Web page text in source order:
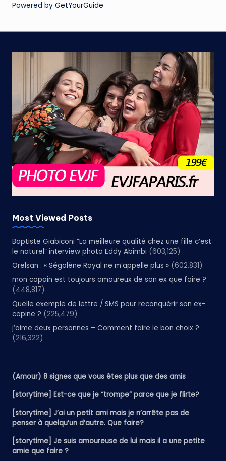
Powered by GetYourGuide
Most Viewed Posts
Baptiste Giabiconi “La meilleure qualité chez une fille c’est
le naturel” interview photo Eddy Abimbi (603,125)
Orelsan : « Ségolène Royal ne m’appelle plus » (602,831)
mon copain est toujours amoureux de son ex que faire ?
(448,817)
Quelle exemple de lettre / SMS pour reconquérir son ex-
copine ? (225,479)
j’aime deux personnes – Comment faire le bon choix ?
(216,322)
(Amour) 8 signes que vous êtes plus que des amis
[storytime] Est-ce que je “trompe” parce que je flirte?
[storytime] J’ai un petit ami mais je n’arrête pas de
penser à quelqu’un d’autre. Que faire?
[storytime] Je suis amoureuse de lui mais il a une petite
amie que faire ?